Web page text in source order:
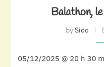
Balathon,
bySido
05/12/2025 @ 20 h 30